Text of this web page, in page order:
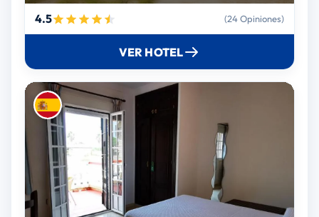
4.5 (24 Opiniones)
VER HOTEL